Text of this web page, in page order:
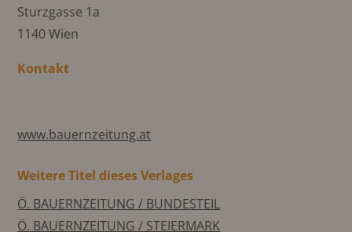
Sturzgasse 1a
1140 Wien
Kontakt
www.bauernzeitung.at
Weitere Titel dieses Verlages
Ö. BAUERNZEITUNG / BUNDESTEIL
Ö. BAUERNZEITUNG / STEIERMARK